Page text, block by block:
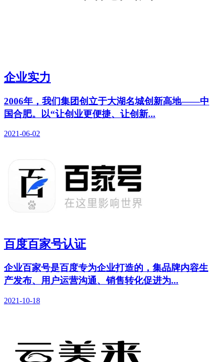
企业实力
2006年，我们集团创立于大湖名城创新高地——中
国合肥。以“让创业更便捷、让创新...
2021-06-02
百度百家号认证
企业百家号是百度专为企业打造的，集品牌内容生
产发布、用户运营沟通、销售转化促进为...
2021-10-18